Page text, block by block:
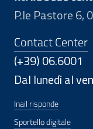
P.le Pastore 6,
Contact Center
(+39) 06.6001
Dal lunedì al
Inail risponde
Sportello digitale